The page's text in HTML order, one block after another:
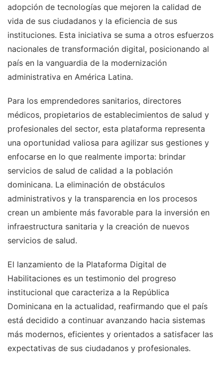
adopción de tecnologías que mejoren la calidad de
vida de sus ciudadanos y la eficiencia de sus
instituciones. Esta iniciativa se suma a otros esfuerzos
nacionales de transformación digital, posicionando al
país en la vanguardia de la modernización
administrativa en América Latina.
Para los emprendedores sanitarios, directores
médicos, propietarios de establecimientos de salud y
profesionales del sector, esta plataforma representa
una oportunidad valiosa para agilizar sus gestiones y
enfocarse en lo que realmente importa: brindar
servicios de salud de calidad a la población
dominicana. La eliminación de obstáculos
administrativos y la transparencia en los procesos
crean un ambiente más favorable para la inversión en
infraestructura sanitaria y la creación de nuevos
servicios de salud.
El lanzamiento de la Plataforma Digital de
Habilitaciones es un testimonio del progreso
institucional que caracteriza a la República
Dominicana en la actualidad, reafirmando que el país
está decidido a continuar avanzando hacia sistemas
más modernos, eficientes y orientados a satisfacer las
expectativas de sus ciudadanos y profesionales.